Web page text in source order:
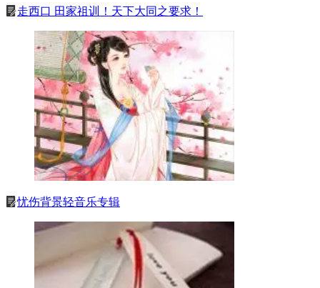
走西口 田家祖训！天下大同之要求！
忧伤背景轻音乐专辑